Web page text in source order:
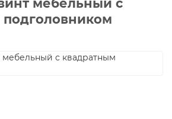
мебельный с